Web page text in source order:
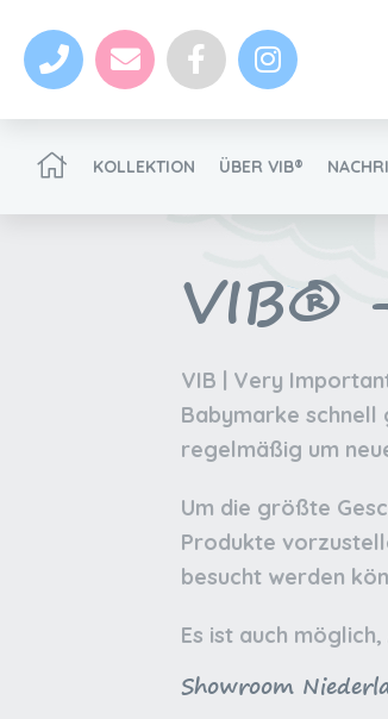
VIB®-Händler werden
VIB®-Händler werden
KOLLEKTION ÜBER VIB®
VIB®
VIB | Very
Babymarke schnell
regelmäßig um
Um die größte
Produkte
besucht werden
Es ist auch
Showroom